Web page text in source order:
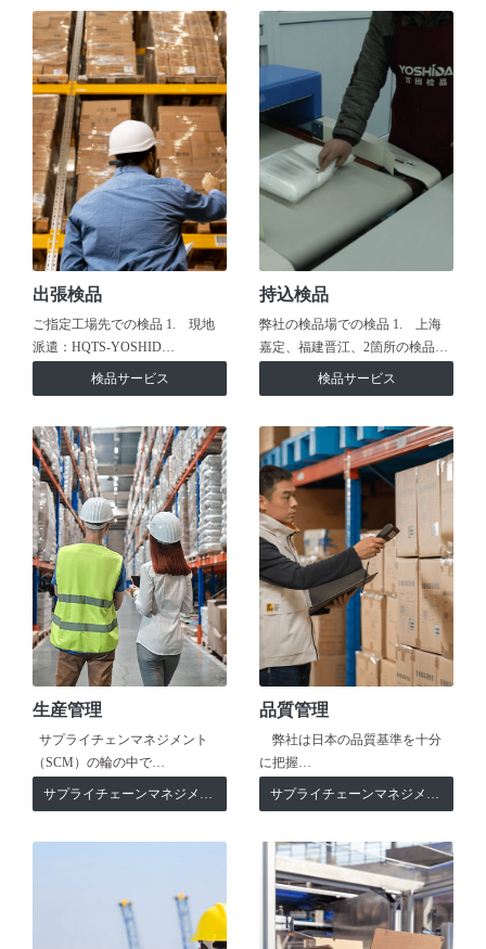
出張検品
ご指定工場先での検品 1. 現地
派遣：HQTS-YOSHID…
検品サービス
持込検品
弊社の検品場での検品 1. 上海
嘉定、福建晋江、2箇所の検品…
検品サービス
生産管理
サプライチェンマネジメント
（SCM）の輪の中で…
サプライチェーンマネジメント
品質管理
弊社は日本の品質基準を十分
に把握…
サプライチェーンマネジメント